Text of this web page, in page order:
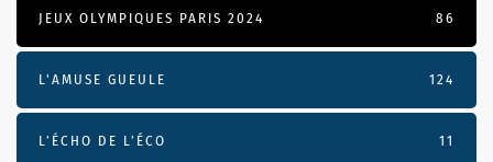
JEUX OLYMPIQUES PARIS 2024 86
L'AMUSE GUEULE 124
L’ÉCHO DE L’ÉCO 11